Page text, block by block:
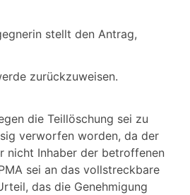
stellt den Antrag,
zurückzuweisen.
die Teillöschung sei zu
verworfen worden, da der
nicht Inhaber der betroffenen
sei an das vollstreckbare
das die Genehmigung